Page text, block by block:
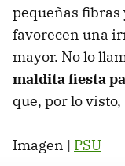
pequeñas
favorecen una
mayor. No lo
maldita fiesta
que, por lo
Imagen | PSU